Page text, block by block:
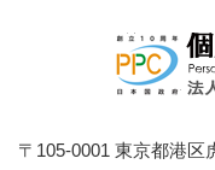
〒105-0001 東京都港